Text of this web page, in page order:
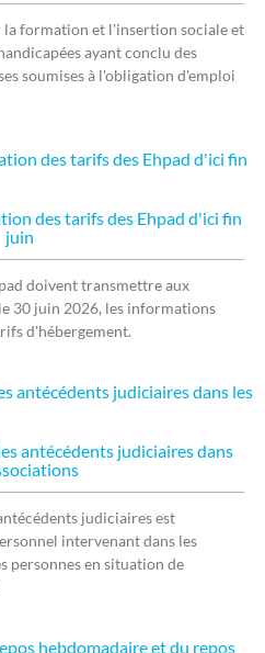
formation et l'insertion sociale et
ayant conclu des
soumises à l'obligation d'emploi
des tarifs des Ehpad d'ici fin
juin
doivent transmettre aux
30 juin 2026, les informations
d'hébergement.
antécédents judiciaires dans
judiciaires est
intervenant dans les
personnes en situation de